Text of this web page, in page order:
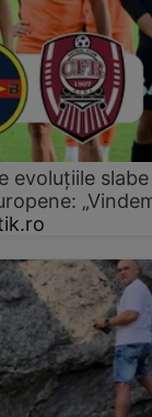
evoluțiile slabe